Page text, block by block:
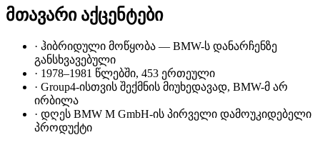
მთავარი აქცენტები
· ჰიბრიდული მოწყობა — BMW-ს დანარჩენზე
განსხვავებული
· 1978–1981 წლებში, 453 ერთეული
· Group4-ისთვის შექმნის მიუხედავად, BMW-მ არ
ირბილა
· დღეს BMW M GmbH-ის პირველი დამოუკიდებელი
პროდუქტი